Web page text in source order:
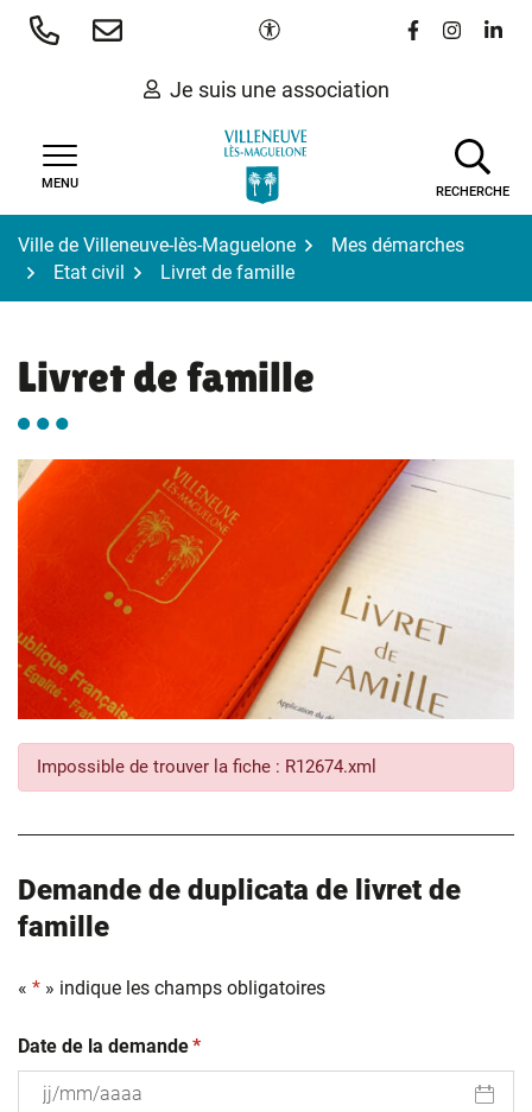
Aller
Paramètres d'accessibilité
Lien vers le
Lien vers
Lien
Je suis une association
MENU
RECHERCHE
Ville de Villeneuve-lès-Maguelone
Mes démarches
Etat civil
Livret de famille
Livret de famille
Impossible de trouver la fiche : R12674.xml
Demande de duplicata de livret de
famille
« * » indique les champs obligatoires
Date de la demande(obligatoire)
*